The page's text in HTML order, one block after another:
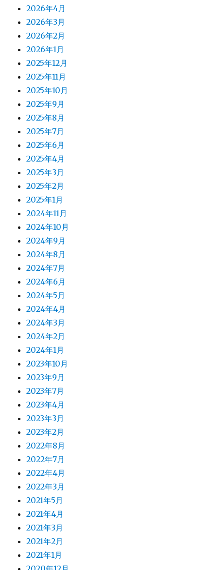
2026年4月
2026年3月
2026年2月
2026年1月
2025年12月
2025年11月
2025年10月
2025年9月
2025年8月
2025年7月
2025年6月
2025年4月
2025年3月
2025年2月
2025年1月
2024年11月
2024年10月
2024年9月
2024年8月
2024年7月
2024年6月
2024年5月
2024年4月
2024年3月
2024年2月
2024年1月
2023年10月
2023年9月
2023年7月
2023年4月
2023年3月
2023年2月
2022年8月
2022年7月
2022年4月
2022年3月
2021年5月
2021年4月
2021年3月
2021年2月
2021年1月